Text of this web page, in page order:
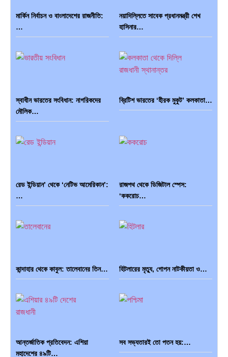
মার্কিন নির্বাচন ও বাংলাদেশের রাজনীতি:
…
নয়াদিল্লিতে সাবেক প্রধানমন্ত্রী শেখ
হাসিনার…
স্বাধীন ভারতের সংবিধান: নাগরিকদের
মৌলিক…
ব্রিটিশ ভারতের ‘হীরক মুকুট’ কলকাতা…
রেড ইন্ডিয়ান’ থেকে ‘নেটিভ আমেরিকান’:
…
রাজপথ থেকে ডিজিটাল স্পেস:
‘ককরোচ…
কান্দাহার থেকে কাবুল: তালেবানের তিন… হিটলারের মৃত্যু, গোপন নাটকীয়তা ও…
আন্তর্জাতিক প্রতিবেদন: এশিয়া
মহাদেশের ৪৯টি…
সব সভ্যতারই তো পতন হয়:…